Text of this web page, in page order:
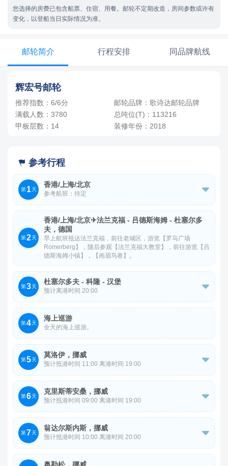
4人，人均单价
三人间
一人单价
- +
2人，人均单价
/人 - 0 间 +
3人，人均单价
￥ /人 - 0 间
四人间
4人，人均单价
您选择的房费已包含船票、住宿、用餐。邮轮不定期改造，房间参数或许有
变化，以登船当日实际情况为准。
邮轮简介 行程安排 同品牌航线
辉宏号邮轮
推荐指数：6/6分
邮轮品牌：歌诗达邮轮品牌
满载人数：3780
总吨位(T)：113216
甲板层数：14
装修年份：2018
 参考行程
第 1天
香港/上海/北京
参考航班：待定

于指定时间前往首都国际机场集合，搭乘次日凌晨航班，飞
往德国法兰克福。
第2天
香港/上海/北京✈法兰克福 - 吕德斯海姆 - 杜塞尔多
夫，德国
早上航班抵达法兰克福，前往老城区，游览【罗马广场
Romerberg】，随后参观【法兰克福大教堂】，前往游览【吕
德斯海姆小镇】，【画眉鸟巷】。
第3天
杜塞尔多夫 - 科隆 - 汉堡
预计离港时间 20:00

酒店早餐后，乘车前往科隆，参观【科隆大教堂】。外观游
览【汉堡市政厅】、【特湖拱廊】。游毕前往邮轮码头办理
登船手续。
第4天
海上巡游
全天的海上巡游。
第5天
莫洛伊，挪威
预计抵港时间 11:00 离港时间 19:00

领略挪威海岸的迷人风光。
第6天
克里斯蒂安桑，挪威
预计抵港时间 09:00 离港时间 19:00

参观【克里斯蒂安桑大教堂】，【克里斯蒂安桑大炮博物
馆】。
第7天
翁达尔斯内斯，挪威
预计抵港时间 10:00 离港时间 20:00

邮轮午餐后，前往 Trollveggen 探索【Troll Wall 石壁】。